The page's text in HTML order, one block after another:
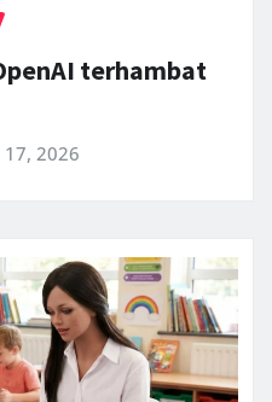
terhambat
17, 2026